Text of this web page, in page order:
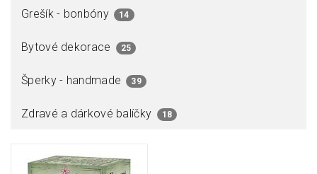
Grešík - bonbóny 14
Bytové dekorace 25
Šperky - handmade 39
Zdravé a dárkové balíčky 18